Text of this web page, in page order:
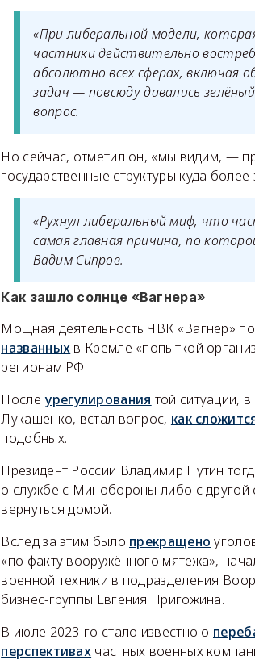
«При либеральной модели,
частники действительно
абсолютно всех сферах, включая
задач — повсюду давались
вопрос.
Но сейчас, отметил он, «мы видим, —
государственные структуры куда
«Рухнул либеральный миф, что
самая главная причина, по
Вадим Сипров.
Как зашло солнце «Вагнера»
Мощная деятельность ЧВК «Вагнер»
названных в Кремле «попыткой
регионам РФ.
Послеурегулирования той ситуации,
Лукашенко, встал вопрос, как
подобных.
Президент России Владимир Путин
о службе с Минобороны либо с другой
вернуться домой.
Вслед за этим было прекращено
«по факту вооружённого мятежа»,
военной техники в подразделения
бизнес-группы Евгения Пригожина.
В июле 2023-го стало известно о
перспективах частных военных